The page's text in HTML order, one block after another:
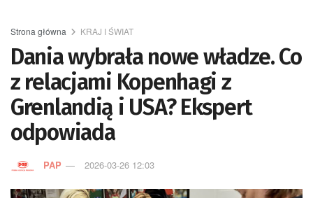
Strona główna KRAJ I ŚWIAT
Dania wybrała nowe władze. Co
z relacjami Kopenhagi z
Grenlandią i USA? Ekspert
odpowiada
PAP 2026-03-26 12:03